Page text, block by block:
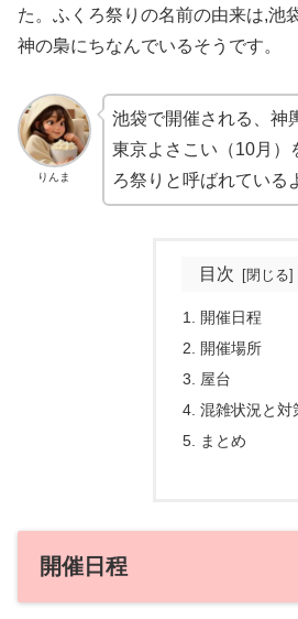
た。ふくろ祭りの名前の由来は,池
神の梟にちなんでいるそうです。
りんま
池袋で開催される、神
東京よさこい（10月）
ろ祭りと呼ばれている
目次
開催日程
開催場所
屋台
混雑状況と対
まとめ
開催日程